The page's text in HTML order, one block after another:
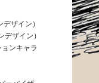
ザイン）
ザイン）
ンキャラ